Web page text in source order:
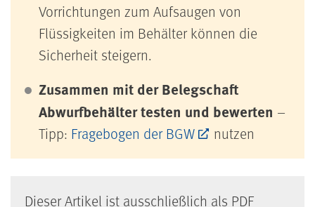
Vorrichtungen zum Aufsaugen von
Flüssigkeiten im Behälter können die
Sicherheit steigern.
Zusammen mit der Belegschaft
Abwurfbehälter testen und bewerten –
Tipp: Fragebogen der BGW nutzen
Dieser Artikel ist ausschließlich als PDF